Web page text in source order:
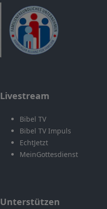
Livestream
Bibel TV
Bibel TV Impuls
EchtJetzt
MeinGottesdienst
Unterstützen